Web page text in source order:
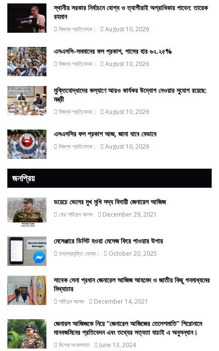
স্থানীয় সরকার নির্বাচনে যোগ্য ও ত্যাগীরাই অগ্রাধিকার পাবেন: তারেক
রহমান
নিজস্ব প্রতিবেদক : August 10, 2026
এসএসসি-সমমানের ফল প্রকাশ, পাসের হার ৬২.২৫%
নিজস্ব প্রতিবেদক : August 10, 2026
মুক্তিযোদ্ধাদের কল্যাণে আরও কার্যকর উদ্যোগ নেওয়ার সুযোগ রয়েছে:
মন্ত্রী
নিজস্ব প্রতিবেদক : August 10, 2026
এসএসসির ফল প্রকাশ আজ, জানা যাবে যেভাবে
নিজস্ব প্রতিবেদক : August 10, 2026
জনপ্রিয়
ডয়েচে ভেলের মুখ মুখি সদ্য বিদায়ী জেনারেল আজিজ
মোঃ শাহিদুন আলম December 29, 2021
মেসেঞ্জারে ডিলিট হওয়া মেসেজ ফিরে পাওয়ার উপায়
তথ্যপ্রযুক্তি ডেস্ক : October 20, 2025
সাবেক সেনা প্রধান জেনারেল আজিজ আহমেদ ও জাতীয় কিছু গনমাধ্যমের
মিথ্যাচার
শাহিদুন আলম December 14, 2021
জেনারল আজিজকে নিয়ে “জেনারেল আজিজের তেলেশমাতি” শিরোনামে
মানবজমিনের প্রতিবেদন এবং তথ্যের সত্যতা যাচাই এ অনুসন্ধান।
বিশেষ সংবাদদাতা June 13, 2024